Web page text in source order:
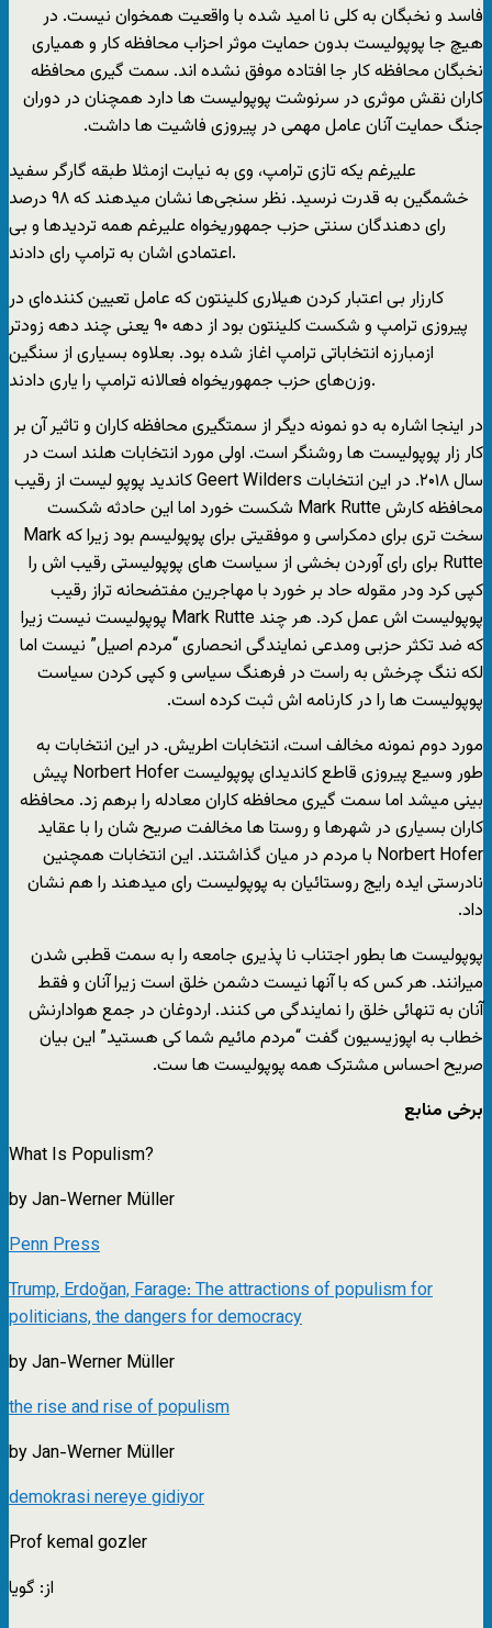
فاسد و نخبگان به کلی نا امید شده با واقعیت همخوان نیست. در
هیچ جا پوپولیست بدون حمایت موثر احزاب محافظه کار و همیاری
نخبگان محافظه کار جا افتاده موفق نشده اند. سمت گیری محافظه
کاران نقش موثری در سرنوشت پوپولیست ها دارد همچنان در دوران
جنگ حمایت آنان عامل مهمی در پیروزی فاشیت ها داشت.
علیرغم یکه تازی ترامپ، وی به نیابت ازمثلا طبقه گارگر سفید
خشمگین به قدرت نرسید. نظر سنجی‌ها نشان میدهند که ۹۸ درصد
رای دهندگان سنتی حزب جمهوریخواه علیرغم همه تردیدها و بی
اعتمادی اشان به ترامپ رای دادند.
کارزار بی اعتبار کردن هیلاری کلینتون که عامل تعیین کننده‌ای در
پیروزی ترامپ و شکست کلینتون بود از دهه ۹۰ یعنی چند دهه زودتر
ازمبارزه انتخاباتی ترامپ اغاز شده بود. بعلاوه بسیاری از سنگین
وزن‌های حزب جمهوریخواه فعالانه ترامپ را یاری دادند.
در اینجا اشاره به دو نمونه دیگر از سمتگیری محافظه کاران و تاثیر آن بر
کار زار پوپولیست ها روشنگر است. اولی مورد انتخابات هلند است در
سال ۲۰۱۸. در این انتخابات
Geert Wildersکاندید پوپو لیست از رقیب
محافظه کارش Mark Rutte شکست خورد اما این حادثه شکست
سخت تری برای دمکراسی و موفقیتی برای پوپولیسم بود زیرا که Mark
Rutte برای رای آوردن بخشی از سیاست های پوپولیستی رقیب اش را
کپی کرد ودر مقوله حاد بر خورد با مهاجرین مفتضحانه تراز رقیب
پوپولیست اش عمل کرد. هر چند Mark Rutte پوپولیست نیست زیرا
که ضد تکثر حزبی ومدعی نمایندگی انحصاری “مردم اصیل” نیست اما
لکه ننگ چرخش به راست در فرهنگ سیاسی و کپی کردن سیاست
پوپولیست ها را در کارنامه اش ثبت کرده است.
مورد دوم نمونه مخالف است، انتخابات اطریش. در این انتخابات به
طور وسیع پیروزی قاطع کاندیدای پوپولیست Norbert Hofer پیش
بینی میشد اما سمت گیری محافظه کاران معادله را برهم زد. محافظه
کاران بسیاری در شهرها و روستا ها مخالفت صریح شان را با عقاید
Norbert Hofer با مردم در میان گذاشتند. این انتخابات همچنین
نادرستی ایده رایج روستائیان به پوپولیست رای میدهند را هم نشان
داد.
پوپولیست ها بطور اجتناب نا پذیری جامعه را به سمت قطبی شدن
میرانند. هر کس که با آنها نیست دشمن خلق است زیرا آنان و فقط
آنان به تنهائی خلق را نمایندگی می کنند. اردوغان در جمع هوادارنش
خطاب به اپوزیسیون گفت “مردم مائیم شما کی هستید” این بیان
صریح احساس مشترک همه پوپولیست ها ست.
برخی منابع
What Is Populism?
by Jan-Werner Müller
Penn Press
Trump, Erdoğan, Farage: The attractions of populism for
politicians, the dangers for democracy
by Jan-Werner Müller
the rise and rise of populism
by Jan-Werner Müller
demokrasi nereye gidiyor
Prof kemal gozler
از: گویا